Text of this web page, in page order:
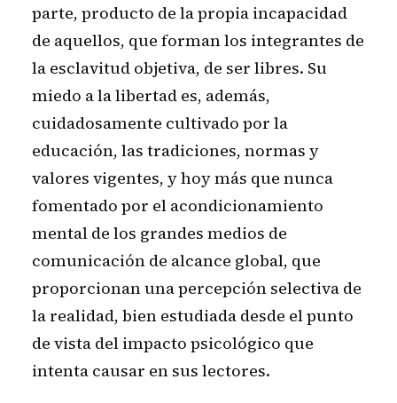
parte, producto de la propia incapacidad
de aquellos, que forman los integrantes de
la esclavitud objetiva, de ser libres. Su
miedo a la libertad es, además,
cuidadosamente cultivado por la
educación, las tradiciones, normas y
valores vigentes, y hoy más que nunca
fomentado por el acondicionamiento
mental de los grandes medios de
comunicación de alcance global, que
proporcionan una percepción selectiva de
la realidad, bien estudiada desde el punto
de vista del impacto psicológico que
intenta causar en sus lectores.